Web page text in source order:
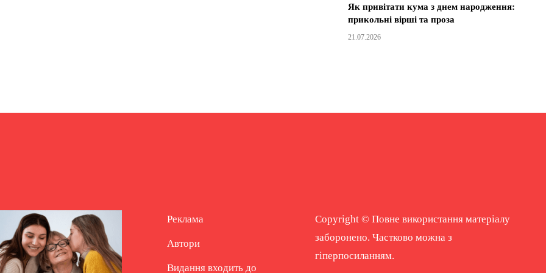
Як привітати кума з днем народження:
прикольні вірші та проза
21.07.2026
Реклама
Автори
Видання входить до
Copyright © Повне використання матеріалу
заборонено. Частково можна з
гіперпосиланням.